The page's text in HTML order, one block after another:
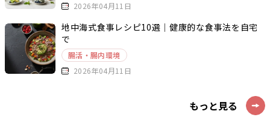
2026年04月11日
地中海式食事レシピ10選｜健康的な食事法を自宅
で
腸活・腸内環境
2026年04月11日
もっと見る